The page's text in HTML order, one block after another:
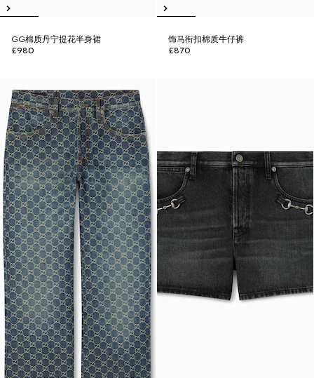
GG棉质丹宁提花半身裙
£980
饰马衔扣棉质牛仔裤
£870